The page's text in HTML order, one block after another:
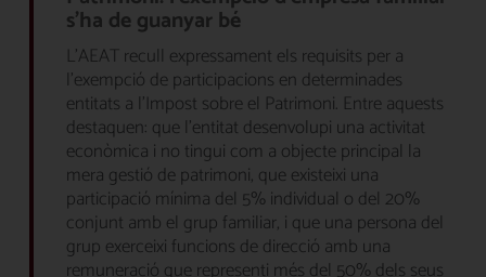
s’ha de guanyar bé
L’AEAT recull expressament els requisits per a
l’exempció de participacions en determinades
entitats a l’Impost sobre el Patrimoni. Entre aquests
destaquen: que l’entitat desenvolupi una activitat
econòmica i no tingui com a objecte principal la
mera gestió de patrimoni, que existeixi una
participació mínima del 5% individual o del 20%
conjunt amb el grup familiar, i que una persona del
grup exerceixi funcions de direcció amb una